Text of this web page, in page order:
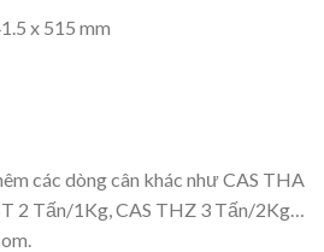
x 515 mm
các dòng cân khác như CAS THA
2 Tấn/1Kg, CAS THZ 3 Tấn/2Kg…